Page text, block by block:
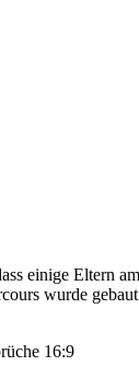
einige Eltern
wurde
16:9